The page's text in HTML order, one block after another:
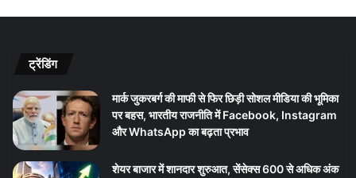
ट्रेंडिंग
मार्क जुकरबर्ग की माफी से फिर छिड़ी सोशल मीडिया की भूमिका
पर बहस, भारतीय राजनीति में Facebook, Instagram
और WhatsApp का बढ़ता प्रभाव
शेयर बाजार में शानदार शुरुआत, सेंसेक्स 600 से अधिक अंक